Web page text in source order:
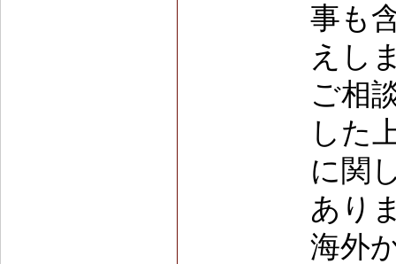
事も
えし
ご相
した
に関
あり
海外